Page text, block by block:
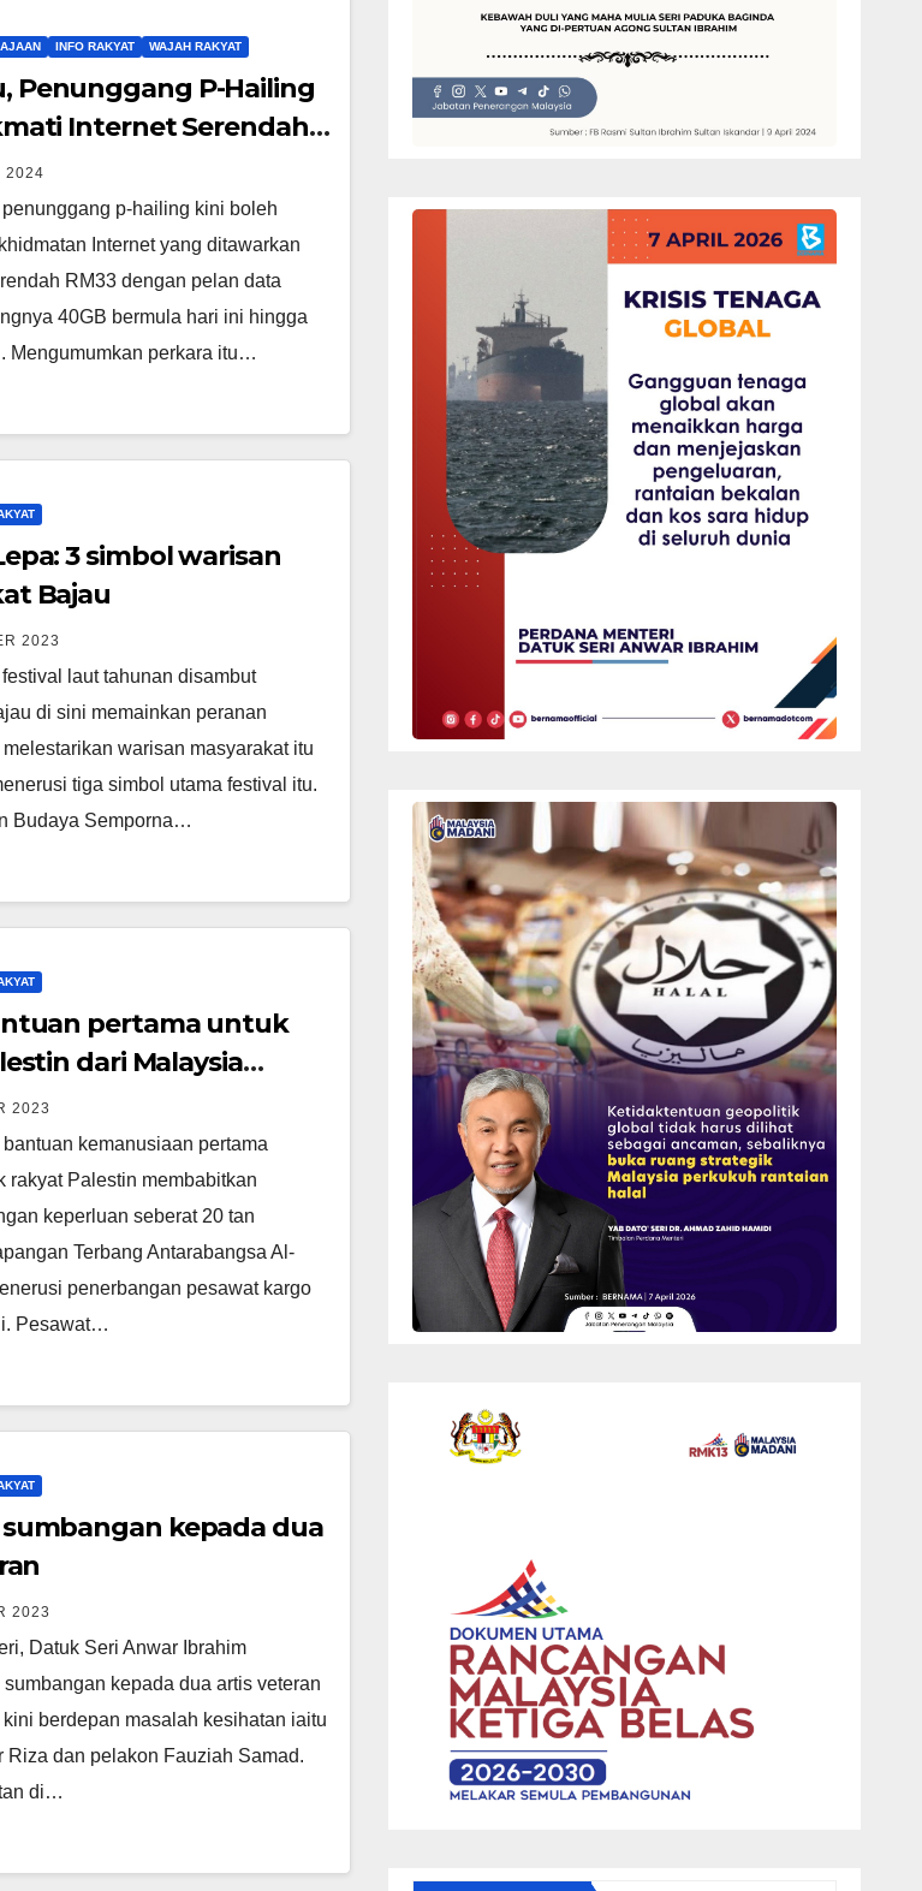
INFO RAKYAT WAJAH RAKYAT
Penunggang P-Hailing
Internet Serendah
2024
p-hailing kini boleh
Internet yang ditawarkan
RM33 dengan pelan data
40GB bermula hari ini hingga
Mengumumkan perkara itu…
3 simbol warisan
Bajau
2023
laut tahunan disambut
di sini memainkan peranan
warisan masyarakat itu
tiga simbol utama festival itu.
Budaya Semporna…
pertama untuk
dari Malaysia
Mesir malam tadi
2023
kemanusiaan pertama
rakyat Palestin membabitkan
keperluan seberat 20 tan
Terbang Antarabangsa Al-
penerbangan pesawat kargo
Pesawat…
kepada dua
2023
Datuk Seri Anwar Ibrahim
kepada dua artis veteran
berdepan masalah kesihatan iaitu
Riza dan pelakon Fauziah Samad.
di…